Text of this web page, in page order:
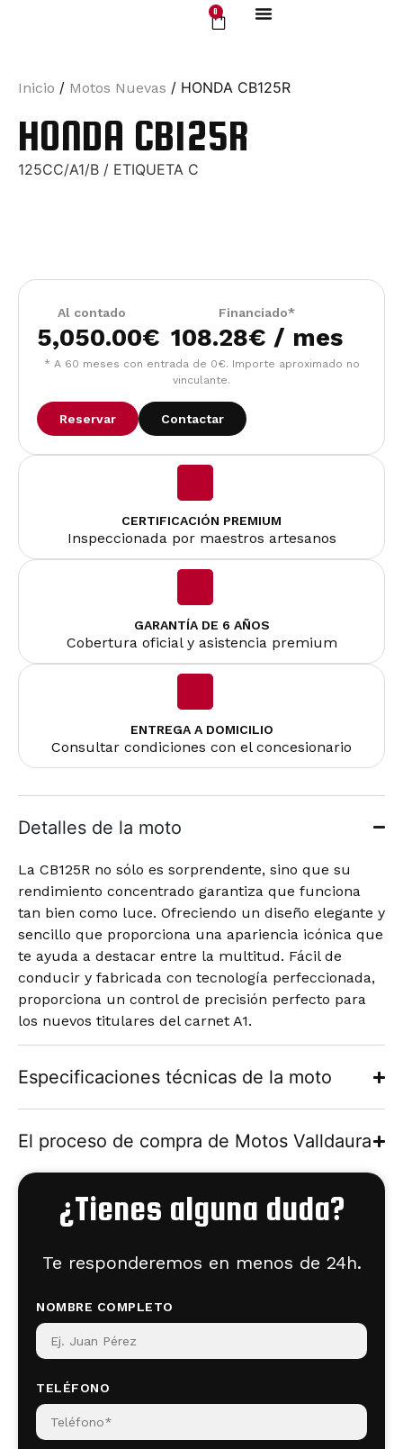
0
Inicio / Motos Nuevas / HONDA CB125R
Detalles de la moto
La CB125R no sólo es sorprendente, sino que su
rendimiento concentrado garantiza que funciona
tan bien como luce. Ofreciendo un diseño elegante y
sencillo que proporciona una apariencia icónica que
te ayuda a destacar entre la multitud. Fácil de
conducir y fabricada con tecnología perfeccionada,
proporciona un control de precisión perfecto para
los nuevos titulares del carnet A1.
Especificaciones técnicas de la moto
El proceso de compra de Motos Valldaura
¿Tienes alguna duda?
Te responderemos en menos de 24h.
NOMBRE COMPLETO
TELÉFONO
HONDA CB125R
125CC/A1/B / ETIQUETA C
Al contado
5,050.00€
Financiado*
108.28€ / mes
* A 60 meses con entrada de 0€. Importe aproximado no
vinculante.
Reservar Contactar
CERTIFICACIÓN PREMIUM
Inspeccionada por maestros artesanos
GARANTÍA DE 6 AÑOS
Cobertura oficial y asistencia premium
ENTREGA A DOMICILIO
Consultar condiciones con el concesionario